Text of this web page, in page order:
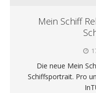
Mein Schiff
Die neue Mein
Schiffsportrait. Pro